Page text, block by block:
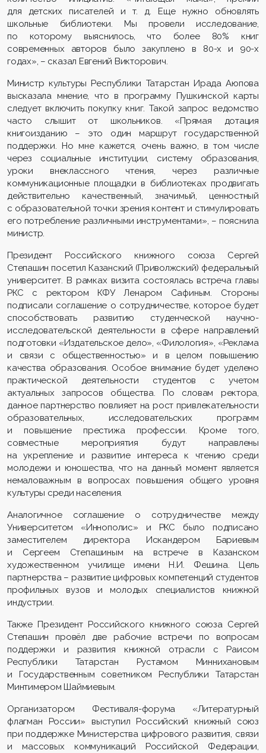
для детских писателей и т. д. Еще нужно обновлять
школьные библиотеки. Мы провели исследование,
по которому выяснилось, что более 80% книг
современных авторов было закуплено в 80-х и 90-х
годах», – сказал Евгений Викторович.
Министр культуры Республики Татарстан Ирада Аюпова
высказала мнение, что в программу Пушкинской карты
следует включить покупку книг. Такой запрос ведомство
часто слышит от школьников. «Прямая дотация
книгоизданию – это один маршрут государственной
поддержки. Но мне кажется, очень важно, в том числе
через социальные институции, систему образования,
уроки внеклассного чтения, через различные
коммуникационные площадки в библиотеках продвигать
действительно качественный, значимый, ценностный
с образовательной точки зрения контент и стимулировать
его потребление различными инструментами», – пояснила
министр.
Президент Российского книжного союза Сергей
Степашин посетил Казанский (Приволжский) федеральный
университет. В рамках визита состоялась встреча главы
РКС с ректором КФУ Ленаром Сафиным. Стороны
подписали соглашение о сотрудничестве, которое будет
способствовать развитию студенческой научно-
исследовательской деятельности в сфере направлений
подготовки «Издательское дело», «Филология», «Реклама
и связи с общественностью» и в целом повышению
качества образования. Особое внимание будет уделено
практической деятельности студентов с учетом
актуальных запросов общества. По словам ректора,
данное партнерство повлияет на рост привлекательности
образовательных, исследовательских программ
и повышение престижа профессии. Кроме того,
совместные мероприятия будут направлены
на укрепление и развитие интереса к чтению среди
молодежи и юношества, что на данный момент является
немаловажным в вопросах повышения общего уровня
культуры среди населения.
Аналогичное соглашение о сотрудничестве между
Университетом «Иннополис» и РКС было подписано
заместителем директора Искандером Бариевым
и Сергеем Степашиным на встрече в Казанском
художественном училище имени Н.И. Фешина. Цель
партнерства – развитие цифровых компетенций студентов
профильных вузов и молодых специалистов книжной
индустрии.
Также Президент Российского книжного союза Сергей
Степашин провёл две рабочие встречи по вопросам
поддержки и развития книжной отрасли с Раисом
Республики Татарстан Рустамом Миннихановым
и Государственным советником Республики Татарстан
Минтимером Шаймиевым.
Организатором Фестиваля-форума «Литературный
флагман России» выступил Российский книжный союз
при поддержке Министерства цифрового развития, связи
и массовых коммуникаций Российской Федерации,